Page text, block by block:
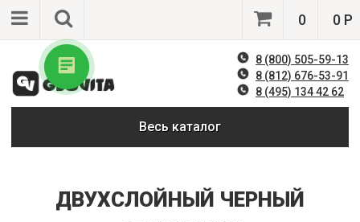
0 0 Р
8 (800) 505-59-13
8 (812) 676-53-91
8 (495) 134 42 62
Весь каталог
ДВУХСЛОЙНЫЙ ЧЕРНЫЙ